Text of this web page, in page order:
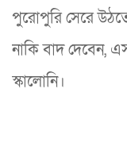
পুরোপুরি সেরে
নাকি বাদ দেবেন,
স্কালোনি।